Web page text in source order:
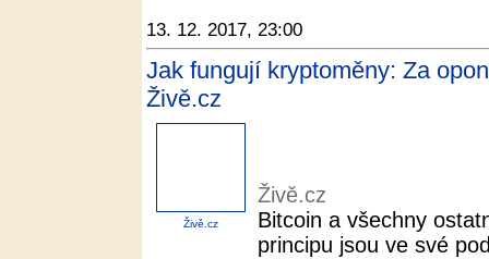
13. 12. 2017, 23:00
Jak fungují kryptoměny: Za
Živě.cz
Živě.cz
Živě.cz
Bitcoin a všechny
principu jsou ve své